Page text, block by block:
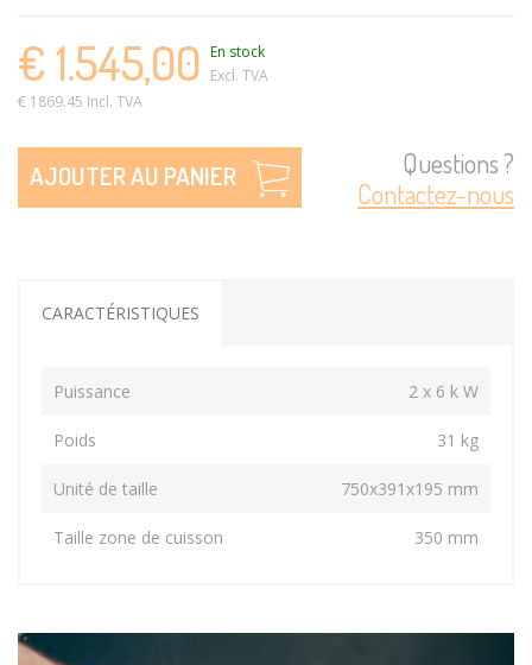
€ 1.545,00 En stock
Excl. TVA
€ 1869.45 Incl. TVA
AJOUTER AU PANIER
Questions ?
Contactez-nous
CARACTÉRISTIQUES
Puissance 2 x 6 k W
Poids 31 kg
Unité de taille 750x391x195 mm
Taille zone de cuisson 350 mm